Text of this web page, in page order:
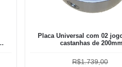
Placa Universal com 02
castanhas de 200mm
R$1.739,00